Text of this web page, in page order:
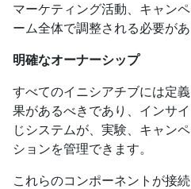
マーケティング活動、キャン
ーム全体で調整される必要があ
明確なオーナーシップ
すべてのイニシアチブには定
果があるべきであり、インサ
じシステムが、実験、キャン
ションを管理できます。
これらのコンポーネントが接